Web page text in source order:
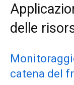
delle
catena del